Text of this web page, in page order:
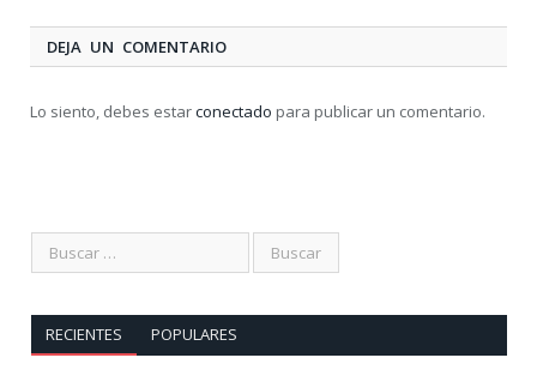
DEJA UN COMENTARIO
Lo siento, debes estarconectado para publicar un comentario.
RECIENTES POPULARES